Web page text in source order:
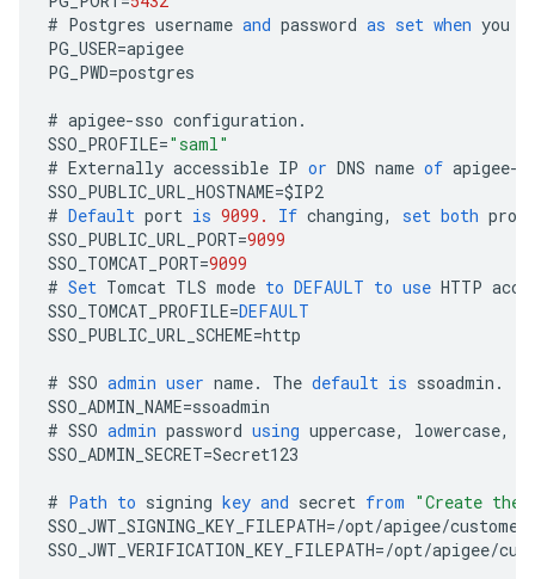
# Postgres username and password as set when you
PG_USER=apigee
PG_PWD=postgres
# apigee-sso configuration .
SSO_PROFILE="saml"
# Externally accessible IP or DNS name of apigee-
SSO_PUBLIC_URL_HOSTNAME=$IP2
# Default port is 9099. If changing, set both
SSO_PUBLIC_URL_PORT=9099
SSO_TOMCAT_PORT=9099
# Set Tomcat TLS mode to DEFAULT to use HTTP
SSO_TOMCAT_PROFILE=DEFAULT
SSO_PUBLIC_URL_SCHEME=http
# SSO admin user name. The default is ssoadmin .
SSO_ADMIN_NAME=ssoadmin
# SSO admin password using uppercase, lowercase,
SSO_ADMIN_SECRET=Secret123
# Path to signing key and secret from "Create the
SSO_JWT_SIGNING_KEY_FILEPATH=/opt/apigee/customer
SSO_JWT_VERIFICATION_KEY_FILEPATH=/opt/apigee/